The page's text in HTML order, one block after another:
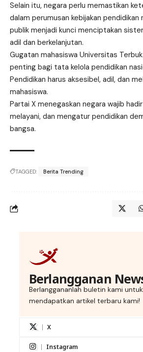
Selain itu, negara perlu memastikan
dalam perumusan kebijakan pendidikan
publik menjadi kunci menciptakan
adil dan berkelanjutan.
Gugatan mahasiswa Universitas
penting bagi tata kelola pendidikan
Pendidikan harus aksesibel, adil, dan
mahasiswa.
Partai X menegaskan negara wajib
melayani, dan mengatur pendidikan
bangsa.
TAGGED: Berita Trending
Berlangganan
Berlanggananlah buletin kami
mendapatkan artikel terbaru kami!
X
Instagram